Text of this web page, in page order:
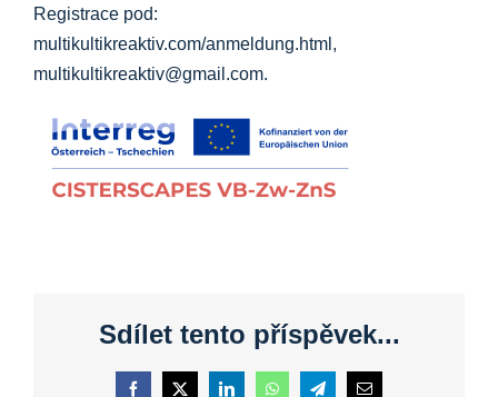
Registrace pod:
multikultikreaktiv.com/anmeldung.html,
multikultikreaktiv@gmail.com.
Sdílet tento příspěvek...